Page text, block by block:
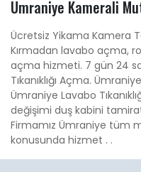
Ümraniye Kamerali
Ücretsiz Yikama Kamera
Kırmadan lavabo açma,
açma hizmeti. 7 gün 24
Tıkanıklığı Açma.
Ümraniye Lavabo
değişimi duş kabini
Firmamız Ümraniye tüm
konusunda hizmet . .